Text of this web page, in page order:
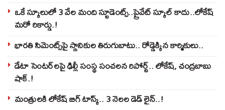
ఒకే స్కూలులో 3 వేల మంది స్టూడెంట్స్‌..ప్రైవేట్‌ స్కూల్‌ కాదు..లోకేష్
మరో రికార్డు.!
భారతి సిమెంట్స్‌పై స్థానికుల తిరుగుబాటు.. రోడ్డెక్కిన కార్మికులు..
డేటా సెంటర్‌లపై ఢిల్లీ సంస్థ సంచలన రిపోర్ట్.. లోకేష్‌, చంద్రబాబు
షాక్‌.!
మంత్రులకి లోకేష్‌ బిగ్‌ టాస్క్‌.. 3 నెలల డెడ్‌ లైన్‌..!